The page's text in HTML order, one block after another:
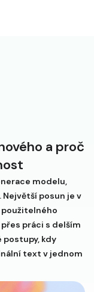
a proč
modelu,
posun je v
práci s delším
postupy, kdy
text v jednom